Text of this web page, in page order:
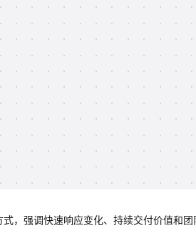
，强调快速响应变化、持续交付价值和